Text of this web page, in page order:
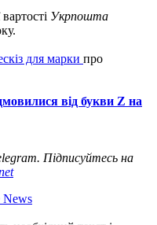
Укрпошта
для марки про
від букви Z на
Підписуйтесь на
News